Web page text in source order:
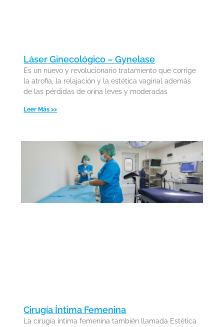
Láser Ginecológico – Gynelase
Es un nuevo y revolucionario tratamiento que corrige
la atrofia, la relajación y la estética vaginal además
de las pérdidas de orina leves y moderadas
Leer Más >>
Cirugía Íntima Femenina
La cirugía íntima femenina también llamada Estética